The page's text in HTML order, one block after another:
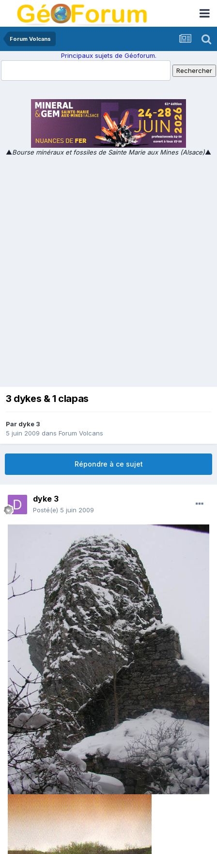
Forum Volcans
Principaux sujets de Géoforum.
▲Bourse minéraux et fossiles de Sainte Marie aux Mines (Alsace)▲
3 dykes & 1 clapas
Par dyke 3
5 juin 2009 dans Forum Volcans
Répondre à ce sujet
dyke 3
Posté(e) 5 juin 2009